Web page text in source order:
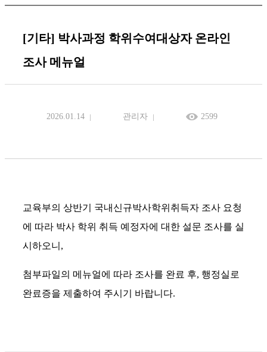
[기타] 박사과정 학위수여대상자 온라인
조사 메뉴얼
2026.01.14 관리자 2599
교육부의 상반기 국내신규박사학위취득자 조사 요청
에 따라 박사 학위 취득 예정자에 대한 설문 조사를 실
시하오니,
첨부파일의 메뉴얼에 따라 조사를 완료 후, 행정실로
완료증을 제출하여 주시기 바랍니다.